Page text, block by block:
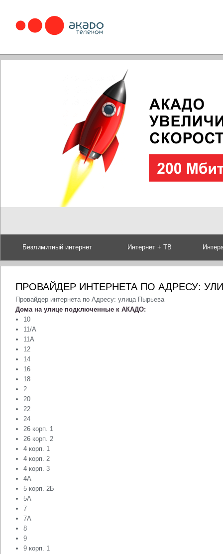
Безлимитный интернет Интернет + ТВ
ПРОВАЙДЕР ИНТЕРНЕТА ПО АДРЕСУ:
Провайдер интернета по Адресу: улица Пырьева
Дома на улице подключенные к АКАДО:
10
11/А
11А
12
14
16
18
2
20
22
24
26 корп. 1
26 корп. 2
4 корп. 1
4 корп. 2
4 корп. 3
4А
5 корп. 2Б
5А
7
7А
8
9
9 корп. 1